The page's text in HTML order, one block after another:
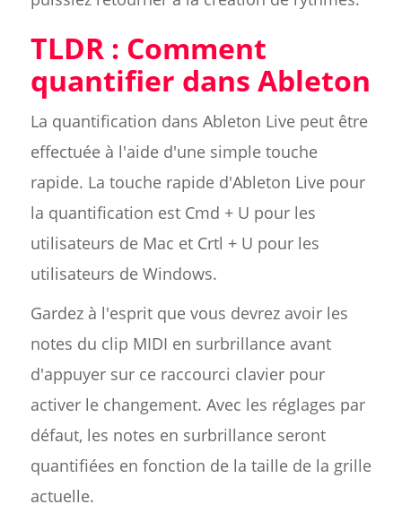
TLDR : Comment
quantifier dans Ableton
La quantification dans Ableton Live peut être
effectuée à l'aide d'une simple touche
rapide. La touche rapide d'Ableton Live pour
la quantification est Cmd + U pour les
utilisateurs de Mac et Crtl + U pour les
utilisateurs de Windows.
Gardez à l'esprit que vous devrez avoir les
notes du clip MIDI en surbrillance avant
d'appuyer sur ce raccourci clavier pour
activer le changement. Avec les réglages par
défaut, les notes en surbrillance seront
quantifiées en fonction de la taille de la grille
actuelle.